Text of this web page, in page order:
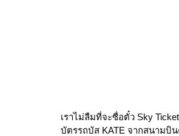
เราไม่ลืมที่จะซื่อตั๋ว Sky
บัตรรถบัส KATE จากสนามบิ